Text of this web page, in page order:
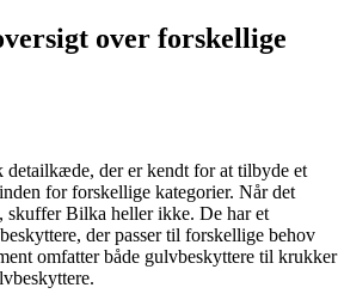
over forskellige
detailkæde, der er kendt for at tilbyde et
for forskellige kategorier. Når det
skuffer Bilka heller ikke. De har et
der passer til forskellige behov
omfatter både gulvbeskyttere til krukker